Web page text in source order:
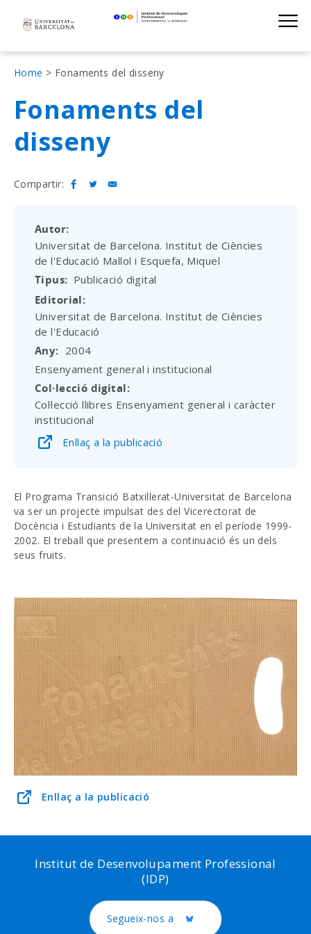
navigation
Institut de
Fil
d'Ariadna
Home Fonaments del disseny
Fonaments del
disseny
Compartir:
Autor
Universitat de Barcelona. Institut de Ciències
de l'Educació Mallol i Esquefa, Miquel
Tipus Publicació digital
Editorial
Universitat de Barcelona. Institut de Ciències
de l'Educació
Any
2004
Ensenyament general i institucional
Col·lecció digital
Col·lecció llibres Ensenyament general i caràcter
institucional
Enllaç a la publicació
El Programa Transició Batxillerat-Universitat de Barcelona
va ser un projecte impulsat des del Vicerectorat de
Docència i Estudiants de la Universitat en el període 1999-
2002. El treball que presentem a continuació és un dels
seus fruits.
Enllaç a la publicació
Institut de Desenvolupament Professional
(IDP)
Segueix-nos a Twitter